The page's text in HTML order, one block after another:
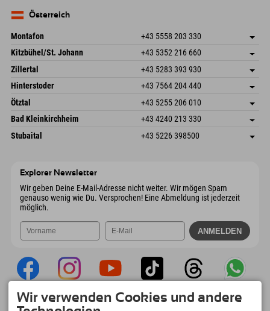
Deutschland
Österreich
Montafon +43 5558 203 330
Dorfstr. 127b
6793 Gaschurn/Montafon
Österreich
Adresse speichern
Buchen
Kitzbühel/St. Johann +43 5352 216 660
Speckbacherstraße 87
6380 St. Johann in Tirol
Österreich
Adresse speichern
Anreiseinfos
Buchen
Zillertal +43 5283 393 930
Schmiedau 2
Österreich
Adresse speichern
Buchen
Hinterstoder +43 7564 204 440
Freizeitpark 10
4573 Hinterstoder
Österreich
Adresse speichern
Anreiseinfos
Buchen
Ötztal +43 5255 206 010
Gscheat 14
Österreich
Adresse speichern
Buchen
Bad Kleinkirchheim +43 4240 213 330
Dorfstraße 24
9546 Bad Kleinkirchheim
Adresse speichern
Anreiseinfos
Stubaital +43 5226 398500
Explorer Newsletter
Wir geben Deine E-Mail-Adresse nicht weiter. Wir mögen Spam
genauso wenig wie Du. Versprochen! Eine Abmeldung ist jederzeit
möglich.
Explorer App
Wir verwenden Cookies und andere